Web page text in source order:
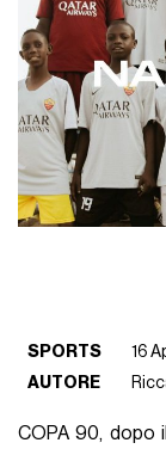
SPORTS
16
AUTORE
COPA 90, dopo il